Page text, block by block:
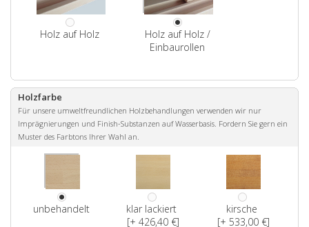
Holz auf Holz
Holz auf Holz /
Einbaurollen
Holzfarbe
Für unsere umweltfreundlichen Holzbehandlungen verwenden wir nur
Imprägnierungen und Finish-Substanzen auf Wasserbasis. Fordern Sie gern ein
Muster des Farbtons Ihrer Wahl an.
unbehandelt
klar lackiert
[+ 426,40 €]
kirsche
[+ 533,00 €]